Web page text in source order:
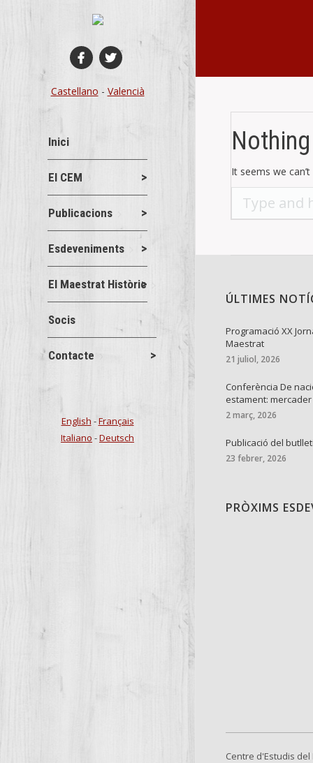
Castellano - Valencià
Inici
El CEM
Publicacions
Esdeveniments
El Maestrat Històric
Socis
Contacte
English -Français
Italiano -Deutsch
It seems we
Search:
ÚLTIMES
Programació XX
Maestrat
21 juliol, 2026
Conferència De
estament: mercader
2 març, 2026
Publicació del
23 febrer, 2026
PRÒXIMS
Centre d'Estudis